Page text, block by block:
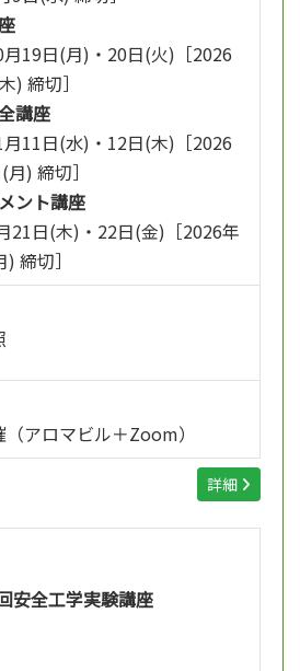
19日(月)・20日(火)［2026
) 締切］
講座
11日(水)・12日(木)［2026
) 締切］
ント講座
21日(木)・22日(金)［2026年
締切］
アロマビル＋Zoom）
詳細
安全工学実験講座